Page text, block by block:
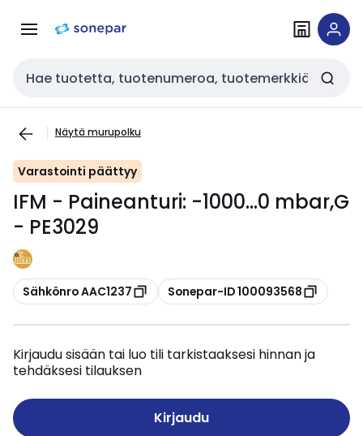
navigointiinsisältöön
Haku
Näytä murupolku
Varastointi päättyy
IFM - Paineanturi: -1000...0 mbar,G
- PE3029
Kopioi
Sähkönro AAC1237 Kopioi
Sonepar-ID 100093568
Kirjaudu sisään tai luo tili tarkistaaksesi hinnan ja
tehdäksesi tilauksen
Kirjaudu